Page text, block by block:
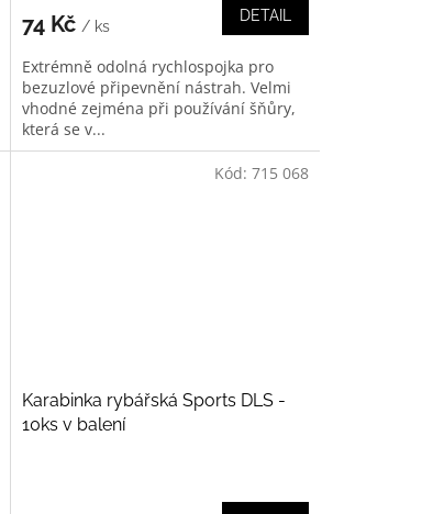
74 Kč / ks
DETAIL
Extrémně odolná rychlospojka pro
bezuzlové připevnění nástrah. Velmi
vhodné zejména při používání šňůry,
která se v...
Karabinka rybářská Sports DLS -
10ks v balení
Kód: 715 068